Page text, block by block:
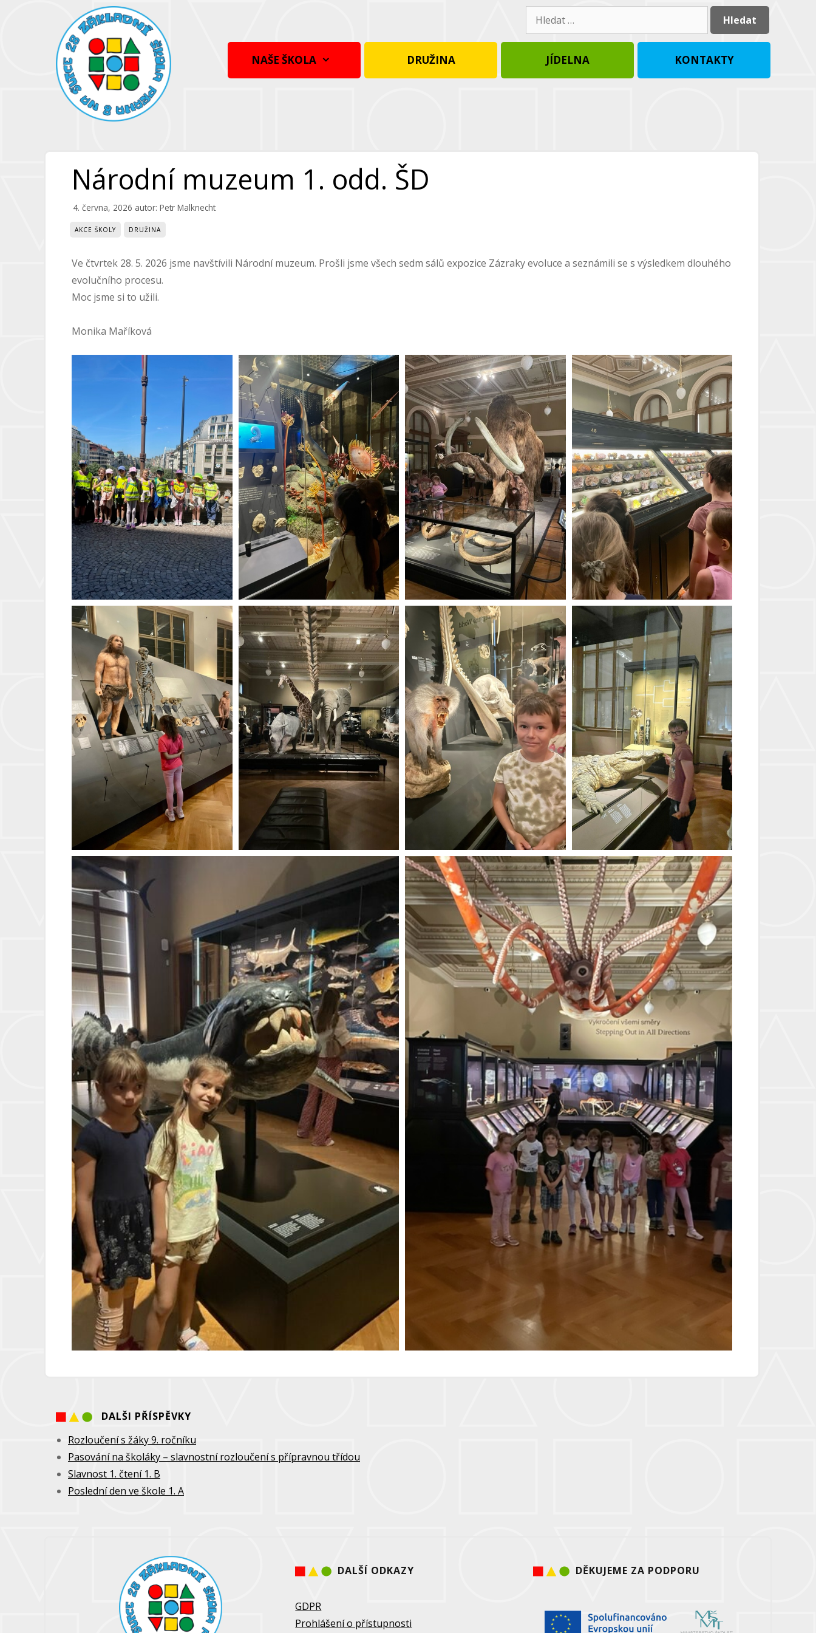
Hledat:
NAŠE ŠKOLA DRUŽINA JÍDELNA KONTAKTY
Národní muzeum 1. odd. ŠD
4. června, 2026 autor: Petr Malknecht
AKCE ŠKOLY DRUŽINA
Ve čtvrtek 28. 5. 2026 jsme navštívili Národní muzeum. Prošli jsme všech sedm sálů expozice Zázraky evoluce a seznámili se s výsledkem dlouhého
evolučního procesu.
Moc jsme si to užili.
Monika Maříková
DALŠI PŘÍSPĚVKY
Rozloučení s žáky 9. ročníku
Pasování na školáky – slavnostní rozloučení s přípravnou třídou
Slavnost 1. čtení 1. B
Poslední den ve škole 1. A
DALŠÍ ODKAZY
GDPR
Prohlášení o přístupnosti
DĚKUJEME ZA PODPORU